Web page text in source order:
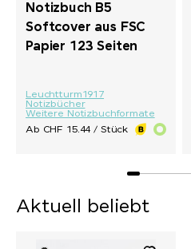
Notizbuch B5
Softcover aus FSC
Papier 123 Seiten
Leuchtturm1917
Notizbücher
Weitere Notizbuchformate
Ab CHF 15.44 / Stück
Aktuell beliebt